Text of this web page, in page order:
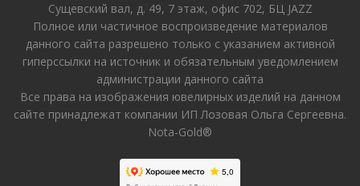
Сущевский вал, д. 49, 7 этаж, офис 702, БЦ JAZZ
Полное или частичное воспроизведение материалов
данного сайта разрешено только с указанием активной
гиперссылки на источник и обязательным уведомлением
администрации данного сайта
Все права на изображения ювелирных изделий на данном
сайте принадлежат компании ИП Лозовая Ольга Сергеевна.
Nota-Gold®